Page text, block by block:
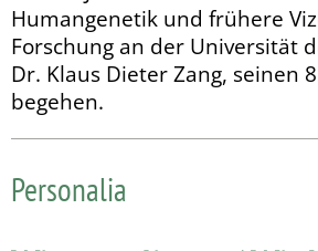
Humangenetik und frühere
Forschung an der Universität
Dr. Klaus Dieter Zang, seinen
begehen.
Personalia